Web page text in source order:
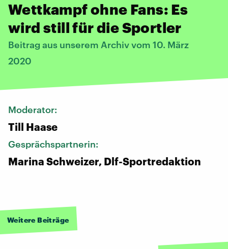
Wettkampf ohne Fans: Es
wird still für die Sportler
Beitrag aus unserem Archiv vom 10. März
2020
Moderator:
Till Haase
Gesprächspartnerin:
Marina Schweizer, Dlf-Sportredaktion
Weitere Beiträge